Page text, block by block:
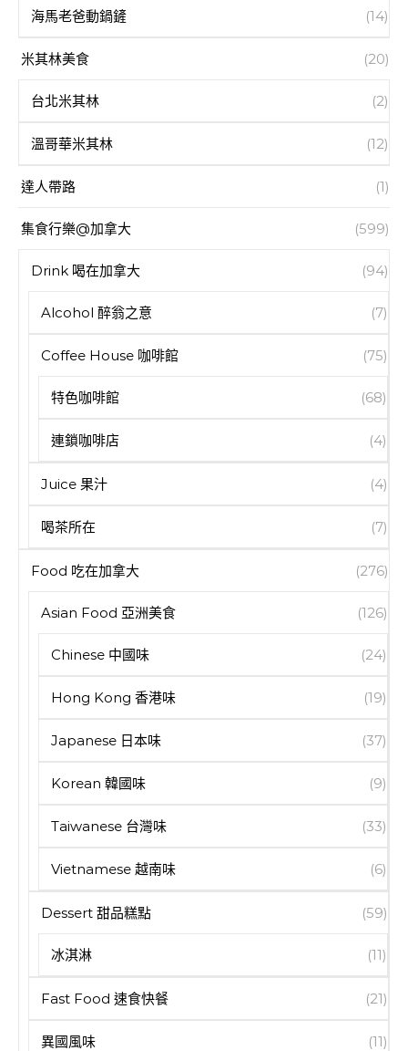
海馬老爸動鍋鏟 (14)
米其林美食 (20)
台北米其林 (2)
溫哥華米其林 (12)
達人帶路 (1)
集食行樂@加拿大 (599)
Drink 喝在加拿大 (94)
Alcohol 醉翁之意 (7)
Coffee House 咖啡館 (75)
特色咖啡館 (68)
連鎖咖啡店 (4)
Juice 果汁 (4)
喝茶所在 (7)
Food 吃在加拿大 (276)
Asian Food 亞洲美食 (126)
Chinese 中國味 (24)
Hong Kong 香港味 (19)
Japanese 日本味 (37)
Korean 韓國味 (9)
Taiwanese 台灣味 (33)
Vietnamese 越南味 (6)
Dessert 甜品糕點 (59)
冰淇淋 (11)
Fast Food 速食快餐 (21)
異國風味 (11)